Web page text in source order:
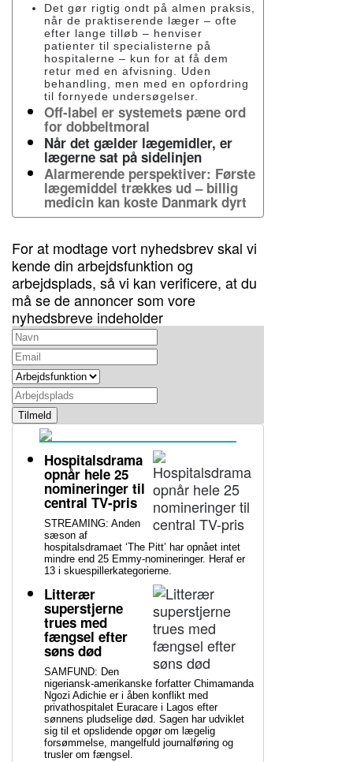
Det gør rigtig ondt på almen praksis,
når de praktiserende læger – ofte
efter lange tilløb – henviser
patienter til specialisterne på
hospitalerne – kun for at få dem
retur med en afvisning. Uden
behandling, men med en opfordring
til fornyede undersøgelser.
Off-label er systemets pæne ord
for dobbeltmoral
Når det gælder lægemidler, er
lægerne sat på sidelinjen
Alarmerende perspektiver: Første
lægemiddel trækkes ud – billig
medicin kan koste Danmark dyrt
For at modtage vort nyhedsbrev skal vi
kende din arbejdsfunktion og
arbejdsplads, så vi kan verificere, at du
må se de annoncer som vore
nyhedsbreve indeholder
Tilmeld
Hospitalsdrama
opnår hele 25
nomineringer til
central TV-pris
STREAMING: Anden
sæson af
hospitalsdramaet ‘The Pitt’ har opnået intet
mindre end 25 Emmy-nomineringer. Heraf er
13 i skuespillerkategorierne.
Litterær
superstjerne
trues med
fængsel efter
søns død
SAMFUND: Den
nigeriansk-amerikanske forfatter Chimamanda
Ngozi Adichie er i åben konflikt med
privathospitalet Euracare i Lagos efter
sønnens pludselige død. Sagen har udviklet
sig til et opslidende opgør om lægelig
forsømmelse, mangelfuld journalføring og
trusler om fængsel.